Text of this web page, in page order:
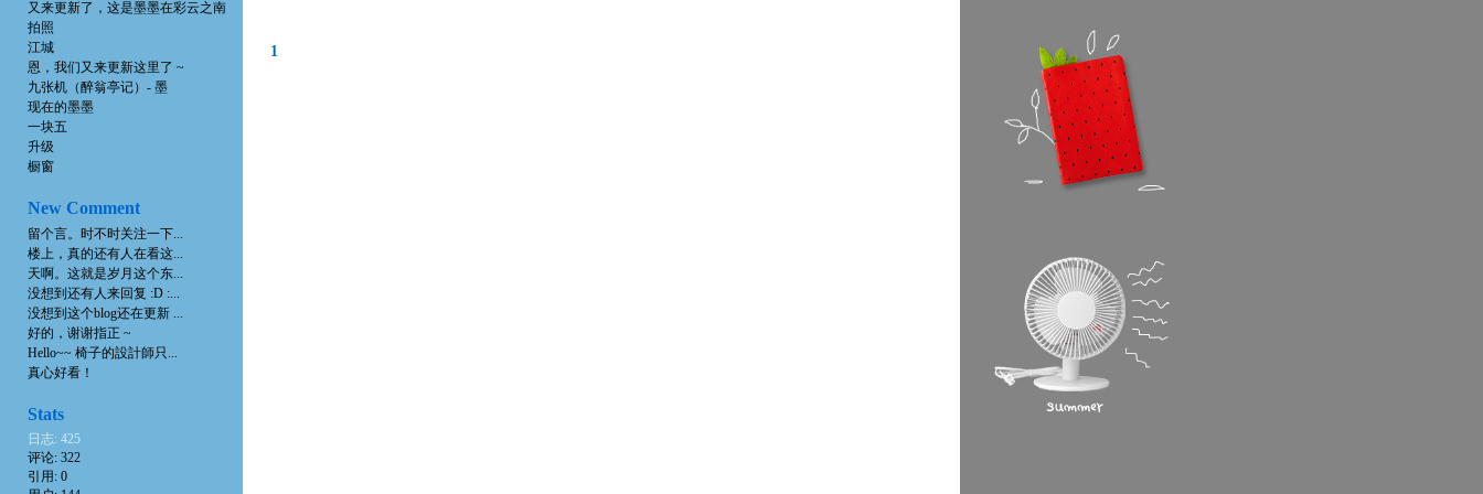
1
又来更新了，这是墨墨在彩云之南
拍照
江城
恩，我们又来更新这里了 ~
九张机（醉翁亭记）- 墨
现在的墨墨
一块五
升级
橱窗
New Comment
留个言。时不时关注一下...
楼上，真的还有人在看这...
天啊。这就是岁月这个东...
没想到还有人来回复 :D :...
没想到这个blog还在更新 ...
好的，谢谢指正 ~
Hello~~ 椅子的設計師只...
真心好看！
Stats
日志: 425
评论: 322
引用: 0